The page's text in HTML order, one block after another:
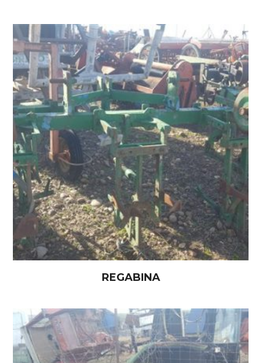
REGABINA